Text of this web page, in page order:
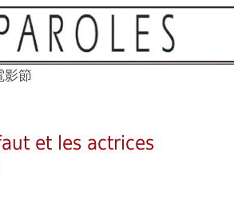
影節
et les actrices